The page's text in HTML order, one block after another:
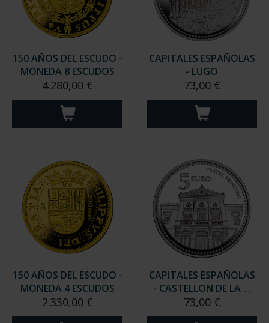
150 AÑOS DEL ESCUDO -
MONEDA 8 ESCUDOS
4.280,00 €
CAPITALES ESPAÑOLAS
- LUGO
73,00 €
150 AÑOS DEL ESCUDO -
MONEDA 4 ESCUDOS
2.330,00 €
CAPITALES ESPAÑOLAS
- CASTELLON DE LA ...
73,00 €